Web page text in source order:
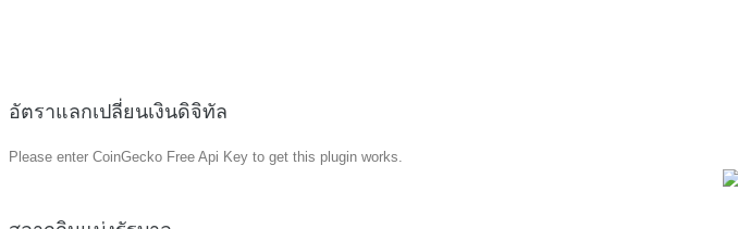
อัตราแลกเปลี่ยนเงินดิจิทัล
Please enter CoinGecko Free Api Key to get this plugin works.